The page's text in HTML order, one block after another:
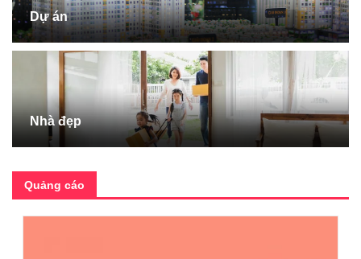
Dự án
Nhà đẹp
Quảng cáo